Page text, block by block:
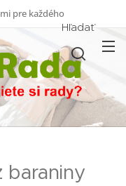
pre každého
Hľadať
baraniny